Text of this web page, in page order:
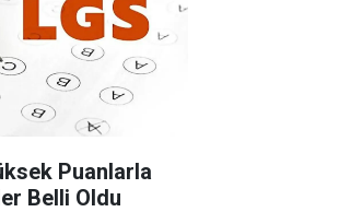
Puanlarla
Belli Oldu